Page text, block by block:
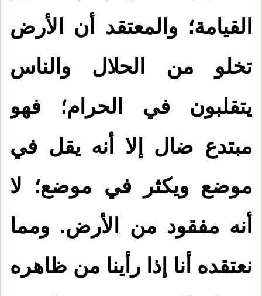
القيامة؛ والمعتقد أن الأرض
تخلو من الحلال والناس
يتقلبون في الحرام؛ فهو
مبتدع ضال إلا أنه يقل في
موضع ويكثر في موضع؛ لا
أنه مفقود من الأرض. ومما
نعتقده أنا إذا رأينا من ظاهره